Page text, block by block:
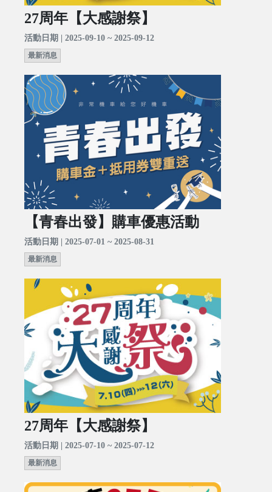
27周年【大感謝祭】
活動日期 | 2025-09-10 ~ 2025-09-12
最新消息
【青春出發】購車優惠活動
活動日期 | 2025-07-01 ~ 2025-08-31
最新消息
27周年【大感謝祭】
活動日期 | 2025-07-10 ~ 2025-07-12
最新消息